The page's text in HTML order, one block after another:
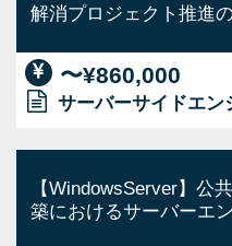
解消プロジェクト推進
〜¥860,000
サーバーサイドエン
【WindowsServer】公
築におけるサーバーエ